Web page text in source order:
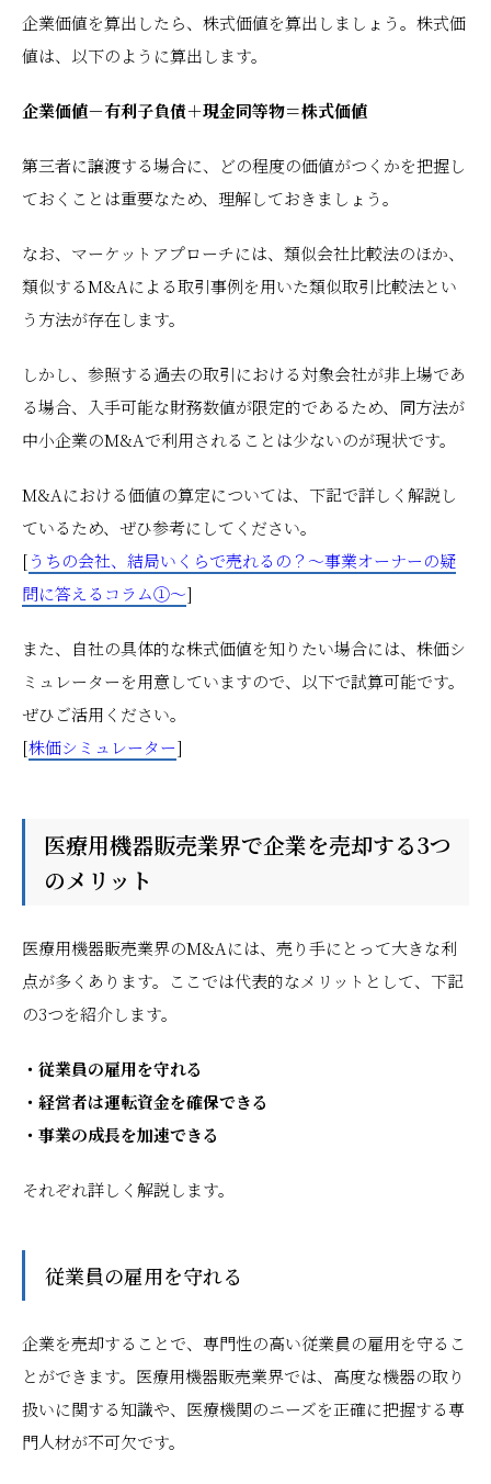
企業価値を算出したら、株式価値を算出しましょう。株式価
値は、以下のように算出します。
企業価値－有利子負債＋現金同等物＝株式価値
第三者に譲渡する場合に、どの程度の価値がつくかを把握し
ておくことは重要なため、理解しておきましょう。
なお、マーケットアプローチには、類似会社比較法のほか、
類似するM&Aによる取引事例を用いた類似取引比較法とい
う方法が存在します。
しかし、参照する過去の取引における対象会社が非上場であ
る場合、入手可能な財務数値が限定的であるため、同方法が
中小企業のM&Aで利用されることは少ないのが現状です。
M&Aにおける価値の算定については、下記で詳しく解説し
ているため、ぜひ参考にしてください。
[うちの会社、結局いくらで売れるの？～事業オーナーの疑
問に答えるコラム①～]
また、自社の具体的な株式価値を知りたい場合には、株価シ
ミュレーターを用意していますので、以下で試算可能です。
ぜひご活用ください。
[株価シミュレーター]
医療用機器販売業界で企業を売却する3つ
のメリット
医療用機器販売業界のM&Aには、売り手にとって大きな利
点が多くあります。ここでは代表的なメリットとして、下記
の3つを紹介します。
・従業員の雇用を守れる
・経営者は運転資金を確保できる
・事業の成長を加速できる
それぞれ詳しく解説します。
従業員の雇用を守れる
企業を売却することで、専門性の高い従業員の雇用を守るこ
とができます。医療用機器販売業界では、高度な機器の取り
扱いに関する知識や、医療機関のニーズを正確に把握する専
門人材が不可欠です。